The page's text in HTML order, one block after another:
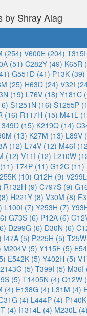
by Shray Alag
(254) V600E (204)
(51) C282Y (49) K65R
G551D (41) P13K (39)
(25) H63D (24) V32I
(19) L76V (18) Y181C
S1251N (16) S1255P
(16) R117H (15) M41L
(15) K219Q (14)
(13) K27M (13) L89V
(12) L74V (12) M46I
(12) V11I (12) L210W
T74P (11) G12C (11)
(10) Q12H (9)
R132H (9) C797S (9)
H221Y (8) V30M (8)
L100I (7) Y253H (7)
G73S (6) P12A (6)
D299G (6) D30N (6)
I47A (5) P225H (5)
M204V (5) Y115F (5)
E542K (5) Y402H (5)
(5) T399I (5) M36I
(5) T1405N (4) Q12W
(4) E138G (4) L31M (4)
(4) L444P (4)
(4) I1314L (4) M230L (4)